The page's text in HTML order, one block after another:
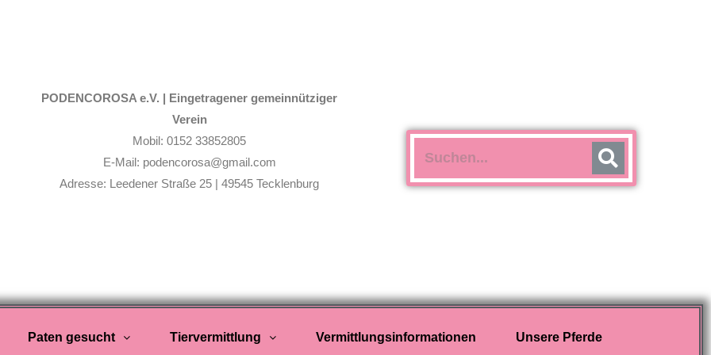
PODENCOROSA e.V. | Eingetragener gemeinnütziger
Verein
Mobil: 0152 33852805
E-Mail: podencorosa@gmail.com
Adresse: Leedener Straße 25 | 49545 Tecklenburg
Paten gesucht Tiervermittlung Vermittlungsinformationen Unsere Pferde